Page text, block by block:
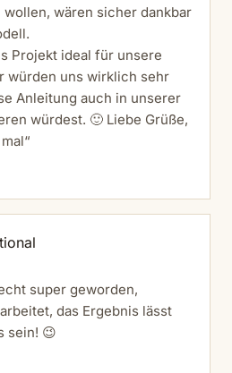
wären sicher dankbar
Projekt ideal für unsere
würden uns wirklich sehr
Anleitung auch in unserer
würdest. 🙂 Liebe Grüße,
super geworden,
das Ergebnis lässt
sein! 😉